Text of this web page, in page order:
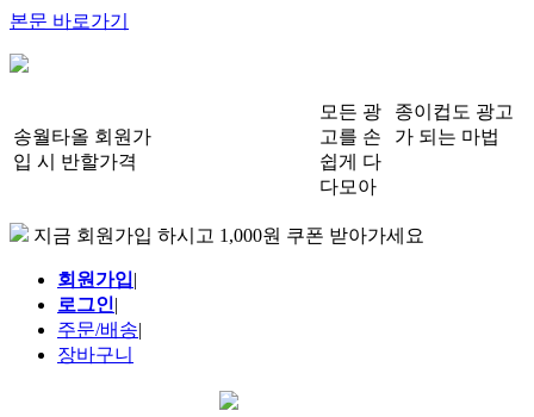
본문 바로가기
송월타올 회원가
입 시 반할가격
모든 광
고를 손
쉽게 다
다모아
종이컵도 광고
가 되는 마법
지금 회원가입 하시고 1,000원 쿠폰 받아가세요
회원가입|
로그인|
주문/배송|
장바구니